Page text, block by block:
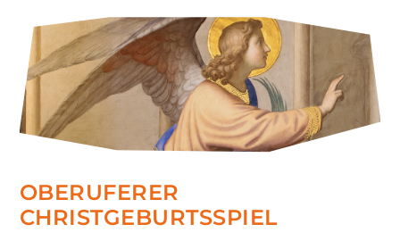
OBERUFERER
CHRISTGEBURTSSPIEL